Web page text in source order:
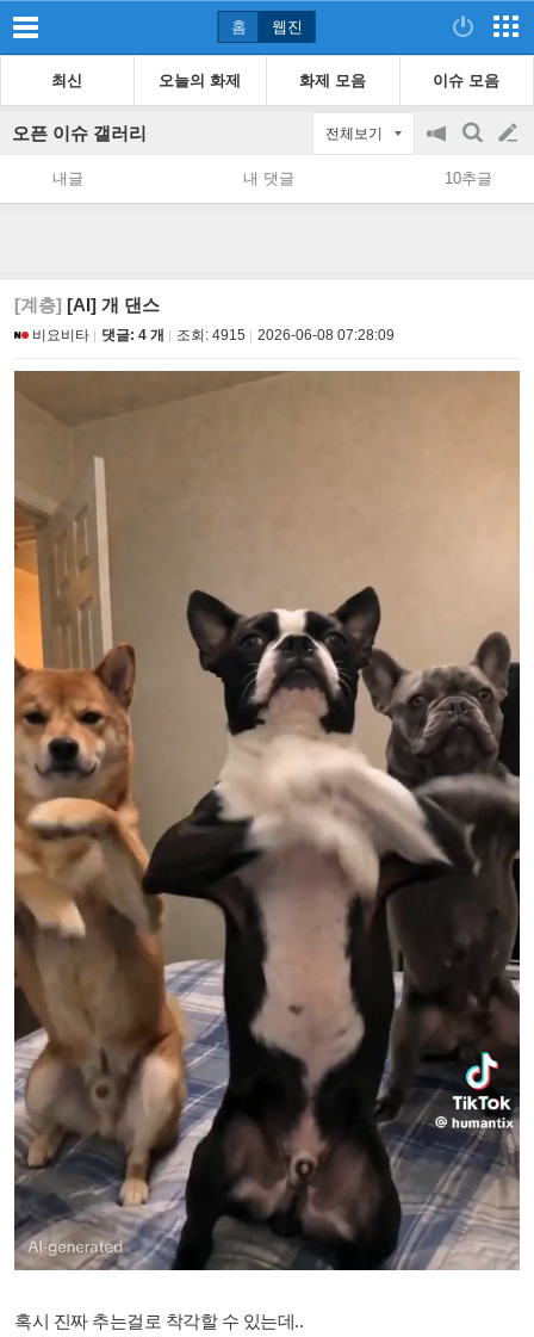
홈 웹진
최신 오늘의 화제 화제 모음 이슈 모음
오픈 이슈 갤러리 전체보기
공
지
on/off
검
색
글
쓰
내글 내 댓글 10추글
[계층] [AI] 개 댄스
비요비타 댓글: 4 개 조회: 4915 2026-06-08 07:28:09
혹시 진짜 추는걸로 착각할 수 있는데..